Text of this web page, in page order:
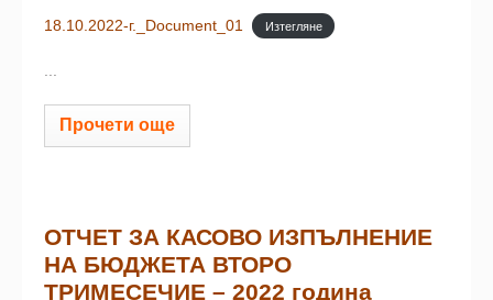
18.10.2022-г._Document_01 Изтегляне
Прочети още
ОТЧЕТ ЗА КАСОВО ИЗПЪЛНЕНИЕ
НА БЮДЖЕТА ВТОРО
ТРИМЕСЕЧИЕ – 2022 година